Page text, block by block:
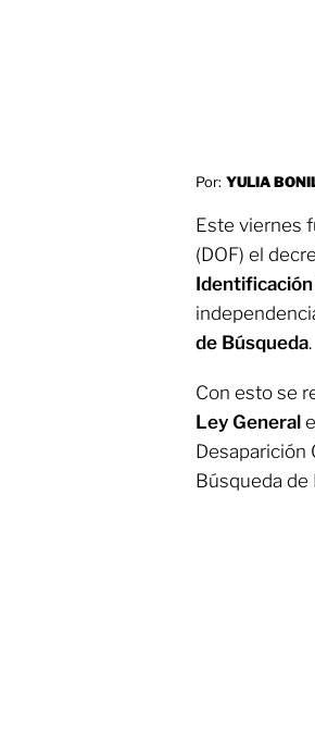
Por: YULIA
Este viernes
(DOF) el
de Búsqueda.
Con esto se
Ley General
Desaparición
Búsqueda de